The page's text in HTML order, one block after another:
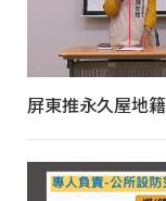
屏東推永久屋地